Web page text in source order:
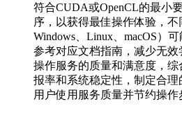
符合CUDA或OpenCL的最小
序，以获得最佳操作体验，
Windows、Linux、macOS）
参考对应文档指南，减少无
操作服务的质量和满意度，
报率和系统稳定性，制定合
用户使用服务质量并节约操作